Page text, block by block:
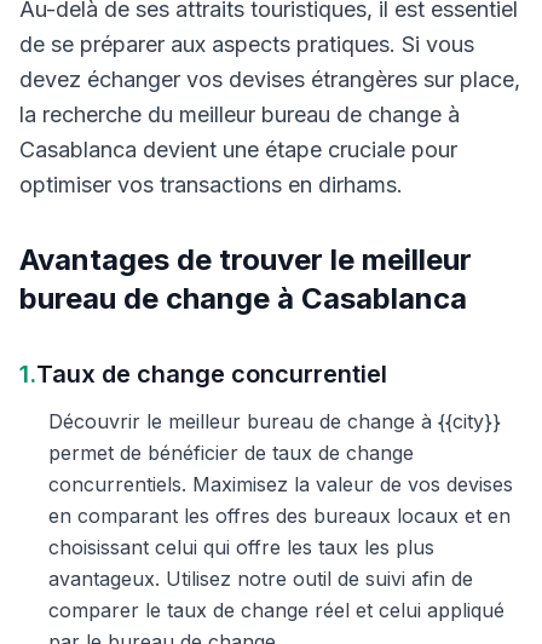
Au-delà de ses attraits touristiques, il est essentiel
de se préparer aux aspects pratiques. Si vous
devez échanger vos devises étrangères sur place,
la recherche du meilleur bureau de change à
Casablanca devient une étape cruciale pour
optimiser vos transactions en dirhams.
Avantages de trouver le meilleur
bureau de change à Casablanca
1.Taux de change concurrentiel
Découvrir le meilleur bureau de change à {{city}}
permet de bénéficier de taux de change
concurrentiels. Maximisez la valeur de vos devises
en comparant les offres des bureaux locaux et en
choisissant celui qui offre les taux les plus
avantageux. Utilisez notre outil de suivi afin de
comparer le taux de change réel et celui appliqué